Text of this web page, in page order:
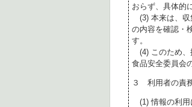
おらず、具体的
(3) 本来は、収
の内容を確認・
す。
(4) このため、
食品安全委員会
３ 利用者の責
(1) 情報の利用